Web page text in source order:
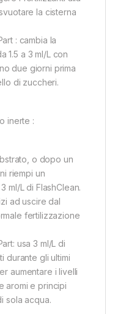
la cisterna
: cambia la
1.5 a 3 ml/L con
due giorni prima
di zuccheri.
inerte :
o dopo un
riempi un
ml/L di FlashClean.
ad uscire dal
fertilizzazione
usa 3 ml/L di
durante gli ultimi
aumentare i livelli
aromi e principi
sola acqua.